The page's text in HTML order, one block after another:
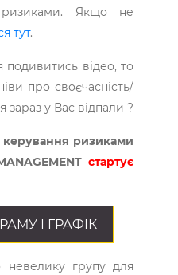
ризиками. Якщо не
тут.
відео, то
про своєчасність/
зараз у Вас відпали ?
ризиками
стартує
І ГРАФІК
невелику групу для